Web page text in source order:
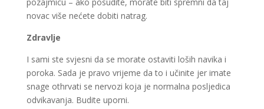
novac više nećete dobiti natrag.
Zdravlje
I sami ste svjesni da se morate ostaviti loših navika i
poroka. Sada je pravo vrijeme da to i učinite jer imate
snage othrvati se nervozi koja je normalna posljedica
odvikavanja. Budite uporni.